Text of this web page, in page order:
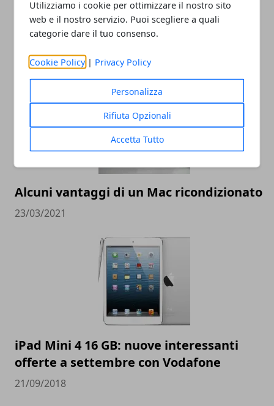
Utilizziamo i cookie per ottimizzare il nostro sito
web e il nostro servizio. Puoi scegliere a quali
categorie dare il tuo consenso.
Cookie Policy | Privacy Policy
Personalizza
Rifiuta Opzionali
Accetta Tutto
Noleggio Apple MacBook, perché è una
formula sempre più richiesta
17/05/2023
Alcuni vantaggi di un Mac ricondizionato
23/03/2021
iPad Mini 4 16 GB: nuove interessanti
offerte a settembre con Vodafone
21/09/2018